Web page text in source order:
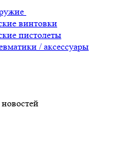
винтовки
пистолеты
/ аксессуары